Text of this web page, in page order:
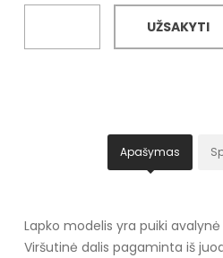
UŽSAKYTI
Apašymas
Lapko modelis yra puiki
Viršutinė dalis pagaminta iš